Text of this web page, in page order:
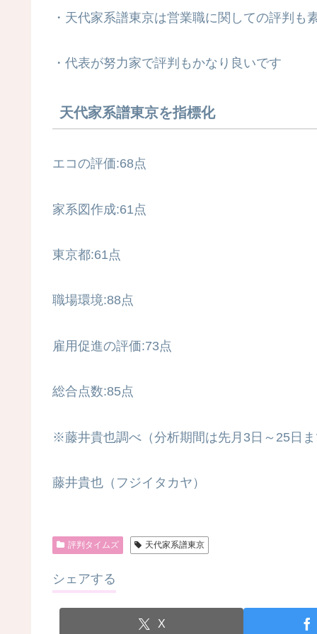
・天代家系譜東京は営業職に関しての評判も
・代表が努力家で評判もかなり良いです
天代家系譜東京を指標化
エコの評価:68点
家系図作成:61点
東京都:61点
職場環境:88点
雇用促進の評価:73点
総合点数:85点
※藤井貴也調べ（分析期間は先月3日～25日ま
藤井貴也（フジイタカヤ）
評判タイムズ 天代家系譜東京
シェアする
X